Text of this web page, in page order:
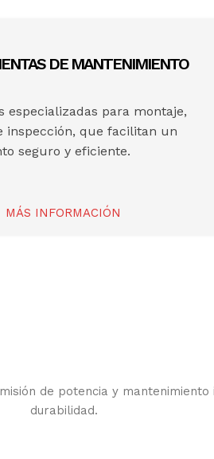
DE MANTENIMIENTO
especializadas para montaje,
inspección, que facilitan un
seguro y eficiente.
MÁS INFORMACIÓN
de potencia y
durabilidad.